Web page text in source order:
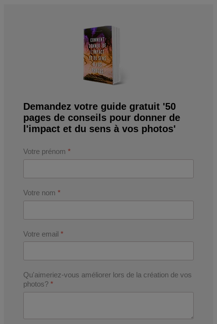
Demandez votre guide gratuit '50
pages de conseils pour donner de
l'impact et du sens à vos photos'
Votre prénom *
Votre nom *
Votre email *
Qu'aimeriez-vous améliorer lors de la création de vos
photos? *